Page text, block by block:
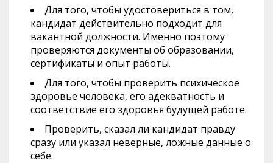
Для того, чтобы удостовериться в том,
кандидат действительно подходит для
вакантной должности. Именно поэтому
проверяются документы об образовании,
сертификаты и опыт работы.
Для того, чтобы проверить психическое
здоровье человека, его адекватность и
соответствие его здоровья будущей работе.
Проверить, сказал ли кандидат правду
сразу или указал неверные, ложные данные о
себе.